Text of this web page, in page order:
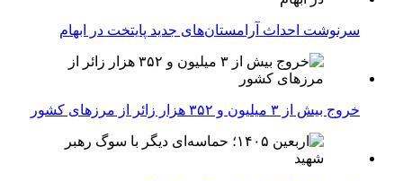
سرنوشت احداث آرامستان‌های جدید پایتخت در ابهام
خروج بیش از ۳ میلیون و ۳۵۲ هزار زائر از مرزهای کشور